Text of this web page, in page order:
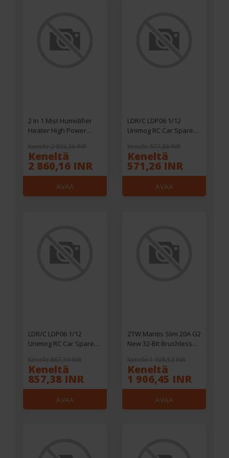
2 In 1 Mist Humidifier
Heater High Power
Tip-Over Protection
Fast Heating Smart
Electric Heater for
Kenelle 2 893,26 INR
Keneltä
2 860,16 INR
AVAA
LDR/C LDP06 1/12
Unimog RC Car Spare
Kit L0055 Vehicles
Models Parts
Accessories
Kenelle 577,88 INR
Keneltä
571,26 INR
AVAA
LDR/C LDP06 1/12
Unimog RC Car Spare
L0052 Vehicles Models
Parts Accessories
Kenelle 867,30 INR
Keneltä
857,38 INR
AVAA
ZTW Mantis Slim 20A G2
New 32-Bit Brushless
4S for F3P RC Airplane
Kenelle 1 928,52 INR
Keneltä
1 906,45 INR
AVAA